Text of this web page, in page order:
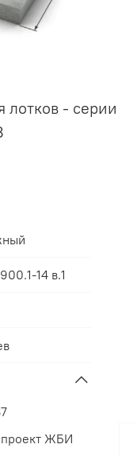
лотков - серии
14 в.1
проект ЖБИ